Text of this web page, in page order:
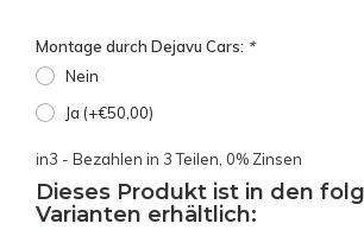
Montage durch Dejavu Cars: *
Nein
Ja (+€50,00)
in3 - Bezahlen in 3 Teilen, 0% Zinsen
Dieses Produkt ist in den
Varianten erhältlich: